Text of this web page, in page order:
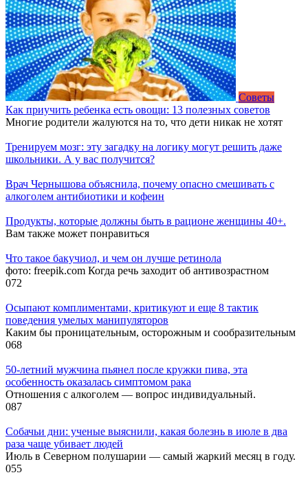
Советы
Как приучить ребенка есть овощи: 13 полезных советов
Многие родители жалуются на то, что дети никак не хотят
Тренируем мозг: эту загадку на логику могут решить даже
школьники. А у вас получится?
Врач Чернышова объяснила, почему опасно смешивать с
алкоголем антибиотики и кофеин
Продукты, которые должны быть в рационе женщины 40+.
Вам также может понравиться
Что такое бакучиол, и чем он лучше ретинола
фото: freepik.com Когда речь заходит об антивозрастном
072
Осыпают комплиментами, критикуют и еще 8 тактик
поведения умелых манипуляторов
Каким бы проницательным, осторожным и сообразительным
068
50-летний мужчина пьянел после кружки пива, эта
особенность оказалась симптомом рака
Отношения с алкоголем — вопрос индивидуальный.
087
Собачьи дни: ученые выяснили, какая болезнь в июле в два
раза чаще убивает людей
Июль в Северном полушарии — самый жаркий месяц в году.
055